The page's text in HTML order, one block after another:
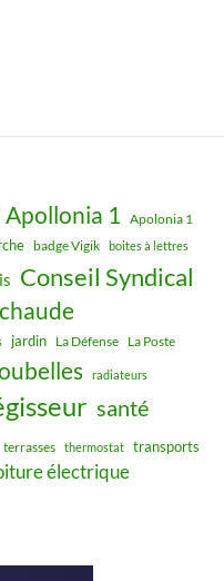
Apollonia 1 Apolonia 1
badge Vigik boites à lettres
Conseil Syndical
jardin La Défense La Poste
radiateurs
santé
terrasses thermostat transports
électrique